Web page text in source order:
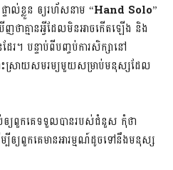
ាល់​ខ្លួន ឲ្យ​រហ័សនាម “Hand Solo”
ញ​ថា​គ្មាន​អ្វី​ដែល​មិន​អាច​កើត​ឡើង និង​
រ។ បន្ទាប់​ពី​បញ្ចប់​ការ​សិក្សា​នៅ​
ស្រាយ​សមរម្យ​មួយ​សម្រាប់​មនុស្ស​ដែល​
ឲ្យ​ពួក​គេ​ទទួល​បាន​របស់​ជំនួស កុំ​ថា​
បី​ឲ្យ​ពួក​គេ​មាន​អារម្មណ៍​ដូច​ទៅ​នឹង​មនុស្ស​